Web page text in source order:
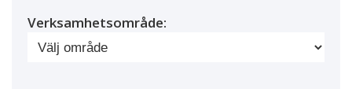
Verksamhetsområde: